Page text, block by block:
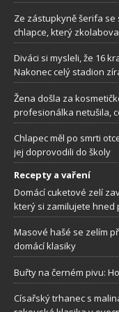
Ze zástupkyně šerifa
chlapce, který
Diváci si mysleli, že 16
Nakonec celý stadion
Žena došla za
profesionálka netušila,
Chlapec měl po smrti
jej doprovodili do školy
Recepty a vaření
Domácí cuketové zelí
který si zamilujete hned
Masové hašé se zelím
domácí klasiky
Buřty na černém pivu:
Císařský trhanec s